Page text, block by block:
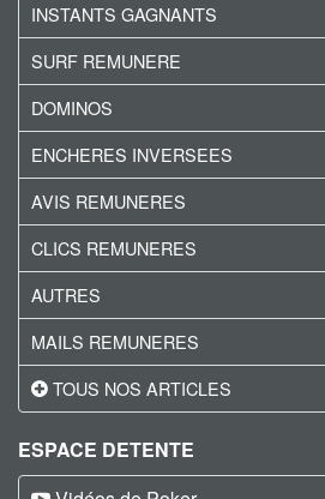
INSTANTS GAGNANTS
SURF REMUNERE
DOMINOS
ENCHERES INVERSEES
AVIS REMUNERES
CLICS REMUNERES
AUTRES
MAILS REMUNERES
TOUS NOS ARTICLES
ESPACE DETENTE